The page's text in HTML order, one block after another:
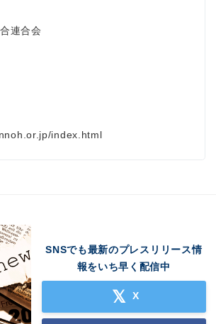
連合会
index.html
SNSでも最新のプレスリリース情
報をいち早く配信中
X